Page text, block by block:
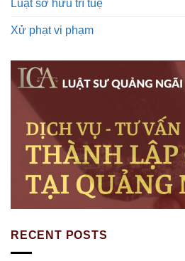
Luật sở hữu trí tuệ
Xử phạt vi phạm
RECENT POSTS